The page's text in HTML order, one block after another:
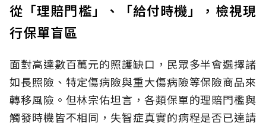
從「理賠門檻」、「給付時機」，檢視現
行保單盲區
面對高達數百萬元的照護缺口，民眾多半會選擇諸
如長照險、特定傷病險與重大傷病險等保險商品來
轉移風險。但林宗佑坦言，各類保單的理賠門檻與
觸發時機皆不相同，失智症真實的病程是否已達請